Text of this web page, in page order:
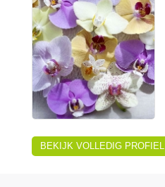
BEKIJK VOLLEDIG PROFIEL